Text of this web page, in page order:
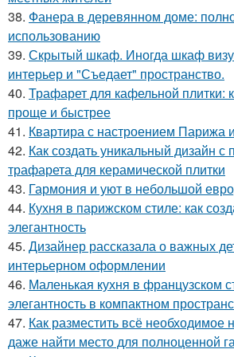
38. Фанера в деревянном доме:
использованию
39. Скрытый шкаф. Иногда шкаф
интерьер и "Съедает" пространство.
40. Трафарет для кафельной плитки:
проще и быстрее
41. Квартира с настроением Парижа
42. Как создать уникальный дизайн
трафарета для керамической плитки
43. Гармония и уют в небольшой
44. Кухня в парижском стиле: как
элегантность
45. Дизайнер рассказала о важных
интерьерном оформлении
46. Маленькая кухня в французском
элегантность в компактном
47. Как разместить всё необходимое
даже найти место для полноценной